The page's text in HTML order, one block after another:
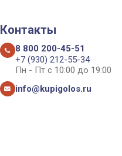
Контакты
8 800 200-45-51
+7 (930) 212-55-34
Пн - Пт с 10:00 до 19:00
info@kupigolos.ru